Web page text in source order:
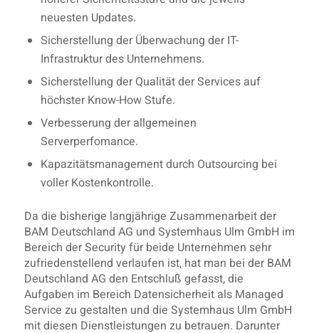
neuesten Updates.
Sicherstellung der Überwachung der IT-
Infrastruktur des Unternehmens.
Sicherstellung der Qualität der Services auf
höchster Know-How Stufe.
Verbesserung der allgemeinen
Serverperfomance.
Kapazitätsmanagement durch Outsourcing bei
voller Kostenkontrolle.
Da die bisherige langjährige Zusammenarbeit der
BAM Deutschland AG und Systemhaus Ulm GmbH im
Bereich der Security für beide Unternehmen sehr
zufriedenstellend verlaufen ist, hat man bei der BAM
Deutschland AG den Entschluß gefasst, die
Aufgaben im Bereich Datensicherheit als Managed
Service zu gestalten und die Systemhaus Ulm GmbH
mit diesen Dienstleistungen zu betrauen. Darunter